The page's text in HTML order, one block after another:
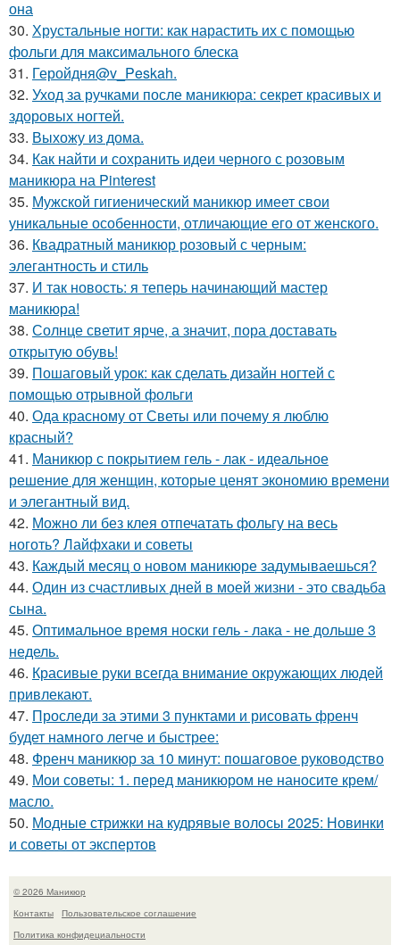
она
30. Хрустальные ногти: как нарастить их с помощью
фольги для максимального блеска
31. Геройдня@v_Peskah.
32. Уход за ручками после маникюра: секрет красивых и
здоровых ногтей.
33. Выхожу из дома.
34. Как найти и сохранить идеи черного с розовым
маникюра на Pinterest
35. Мужской гигиенический маникюр имеет свои
уникальные особенности, отличающие его от женского.
36. Квадратный маникюр розовый с черным:
элегантность и стиль
37. И так новость: я теперь начинающий мастер
маникюра!
38. Солнце светит ярче, а значит, пора доставать
открытую обувь!
39. Пошаговый урок: как сделать дизайн ногтей с
помощью отрывной фольги
40. Ода красному от Светы или почему я люблю
красный?
41. Маникюр с покрытием гель - лак - идеальное
решение для женщин, которые ценят экономию времени
и элегантный вид.
42. Можно ли без клея отпечатать фольгу на весь
ноготь? Лайфхаки и советы
43. Каждый месяц о новом маникюре задумываешься?
44. Один из счастливых дней в моей жизни - это свадьба
сына.
45. Оптимальное время носки гель - лака - не дольше 3
недель.
46. Красивые руки всегда внимание окружающих людей
привлекают.
47. Проследи за этими 3 пунктами и рисовать френч
будет намного легче и быстрее:
48. Френч маникюр за 10 минут: пошаговое руководство
49. Мои советы: 1. перед маникюром не наносите крем/
масло.
50. Модные стрижки на кудрявые волосы 2025: Новинки
и советы от экспертов
© 2026 Маникюр
Контакты
Пользовательское соглашение
Политика конфидециальности